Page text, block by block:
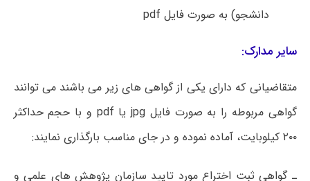
دانشجو) به صورت فایل pdf
سایر مدارک:
متقاضیانی که دارای یکی از گواهی های زیر می باشند می توانند
گواهی مربوطه را به صورت فایل jpg یا pdf و با حجم حداکثر
۲۰۰ کیلوبایت، آماده نموده و در جای مناسب بارگذاری نمایند:
ـ گواهی ثبت اختراع مورد تایید سازمان پژوهش های علمی و